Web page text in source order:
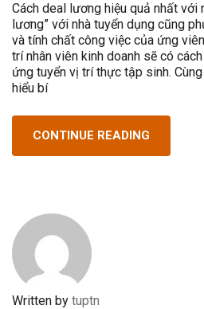
Cách deal lương hiệu quả nhất với
lương” với nhà tuyển dụng cũng
và tính chất công việc của ứng
trí nhân viên kinh doanh sẽ có
ứng tuyển vị trí thực tập sinh.
hiểu bí
CONTINUE READING
Written by tuptn